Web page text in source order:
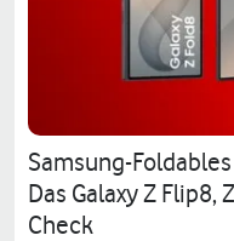
Samsung-
Das Galaxy Z Flip8,
Check